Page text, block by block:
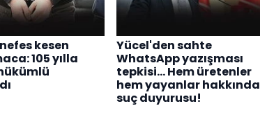
kesen
105 yılla
Yücel'den sahte
WhatsApp yazışması
tepkisi... Hem üretenler
hem yayanlar hakkında
suç duyurusu!